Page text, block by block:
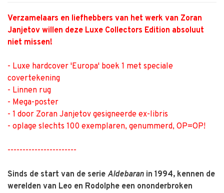
Verzamelaars en liefhebbers van het werk van Zoran
Janjetov willen deze Luxe Collectors Edition ­absoluut
niet missen!
- Luxe hardcover 'Europa' boek 1 met speciale
covertekening
- Linnen rug
- Mega-poster
- 1 door Zoran Janjetov gesigneerde ex-libris
- oplage slechts 100 exemplaren, genummerd, OP=OP!
-----------------------
Sinds de start van de serie Aldebaran in 1994, kennen de
werelden van Leo en Rodolphe een ononderbroken